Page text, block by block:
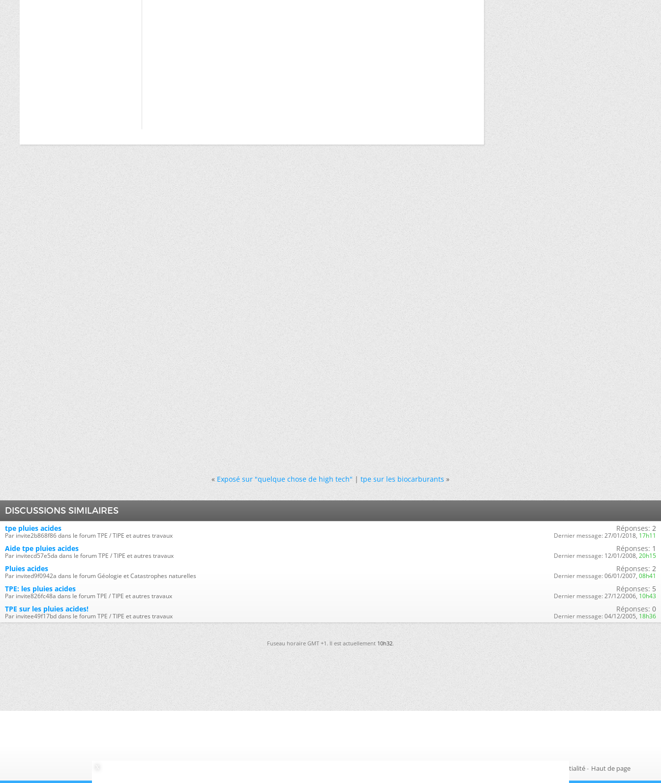
« Exposé sur "quelque chose de high tech"| tpe sur les biocarburants »
DISCUSSIONS SIMILAIRES
tpe pluies acides
Par invite2b868f86 dans le forum TPE / TIPE et autres travaux
Réponses: 2
Dernier message: 27/01/2018, 17h11
Aide tpe pluies acides
Par invitecd57e5da dans le forum TPE / TIPE et autres travaux
Réponses: 1
Dernier message: 12/01/2008, 20h15
Pluies acides
Par invited9f0942a dans le forum Géologie et Catastrophes naturelles
Réponses: 2
Dernier message: 06/01/2007, 08h41
TPE: les pluies acides
Par invite826fc48a dans le forum TPE / TIPE et autres travaux
Réponses: 5
Dernier message: 27/12/2006, 10h43
TPE sur les pluies acides!
Par invitee49f17bd dans le forum TPE / TIPE et autres travaux
Réponses: 0
Dernier message: 04/12/2005, 18h36
Fuseau horaire GMT +1. Il est actuellement10h32.
Politique de confidentialité- Haut de page